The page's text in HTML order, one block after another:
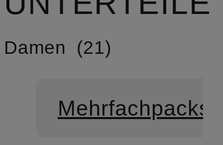
Damen
21
Mehrfachpacks